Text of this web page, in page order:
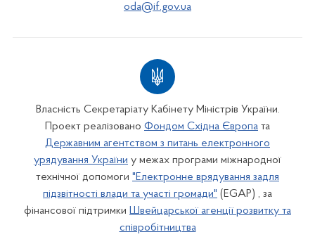
oda@if.gov.ua
Власність Секретаріату Кабінету Міністрів України.
Проект реалізовано Фондом Східна Європа та
Державним агентством з питань електронного
урядування України у межах програми міжнародної
технічної допомоги "Електронне врядування задля
підзвітності влади та участі громади" (EGAP) , за
фінансової підтримки Швейцарської агенції розвитку та
співробітництва